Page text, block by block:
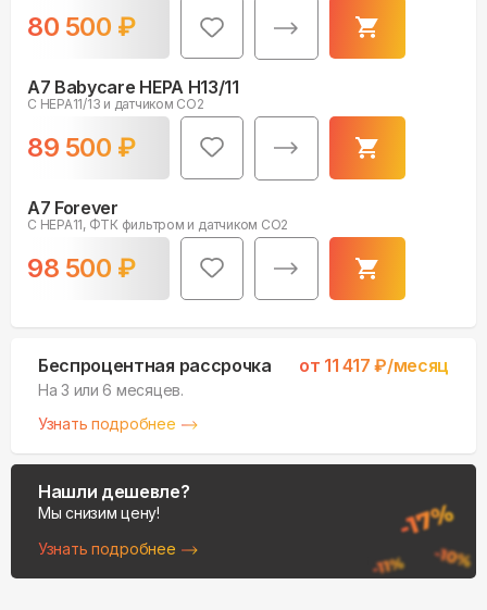
80 500 ₽
A7 Babycare HEPA H13/11
С HEPA11/13 и датчиком CO2
89 500 ₽
A7 Forever
С HEPA11, ФТК фильтром и датчиком CO2
98 500 ₽
Беспроцентная рассрочка от 11 417 ₽/месяц
На 3 или 6 месяцев.
Узнать подробнее
Нашли дешевле?
Мы снизим цену!
Узнать подробнее